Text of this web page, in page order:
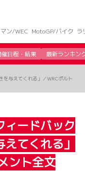
ン/WEC MotoGP/バイク ラ
催日程・結果 最新ランキン
を与えてくれる」／WRCポルト
ィードバック
てくれる」
ント全文